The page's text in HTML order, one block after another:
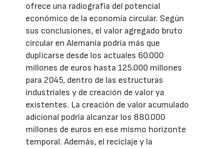
ofrece una radiografía del potencial
económico de la economía circular. Según
sus conclusiones, el valor agregado bruto
circular en Alemania podría más que
duplicarse desde los actuales 60.000
millones de euros hasta 125.000 millones
para 2045, dentro de las estructuras
industriales y de creación de valor ya
existentes. La creación de valor acumulado
adicional podría alcanzar los 880.000
millones de euros en ese mismo horizonte
temporal. Además, el reciclaje y la